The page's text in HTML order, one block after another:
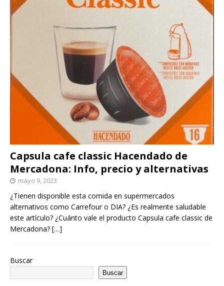
Capsula cafe classic Hacendado de
Mercadona: Info, precio y alternativas
mayo 9, 2023
¿Tienen disponible esta comida en supermercados
alternativos como Carrefour o DIA? ¿Es realmente saludable
este artículo? ¿Cuánto vale el producto Capsula cafe classic de
Mercadona? […]
Buscar
Buscar